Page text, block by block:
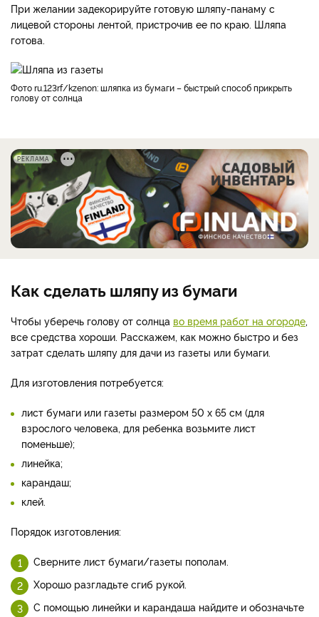
При желании задекорируйте готовую шляпу-панаму с
лицевой стороны лентой, пристрочив ее по краю. Шляпа
готова.
Фото ru.123rf/kzenon: шляпка из бумаги ­– быстрый способ прикрыть
голову от солнца
РЕКЛАМА
Как сделать шляпу из бумаги
Чтобы уберечь голову от солнца во время работ на огороде,
все средства хороши. Расскажем, как можно быстро и без
затрат сделать шляпу для дачи из газеты или бумаги.
Для изготовления потребуется:
лист бумаги или газеты размером 50 х 65 см (для
взрослого человека, для ребенка возьмите лист
поменьше);
линейка;
карандаш;
клей.
Порядок изготовления:
Сверните лист бумаги/газеты пополам.
Хорошо разгладьте сгиб рукой.
С помощью линейки и карандаша найдите и обозначьте